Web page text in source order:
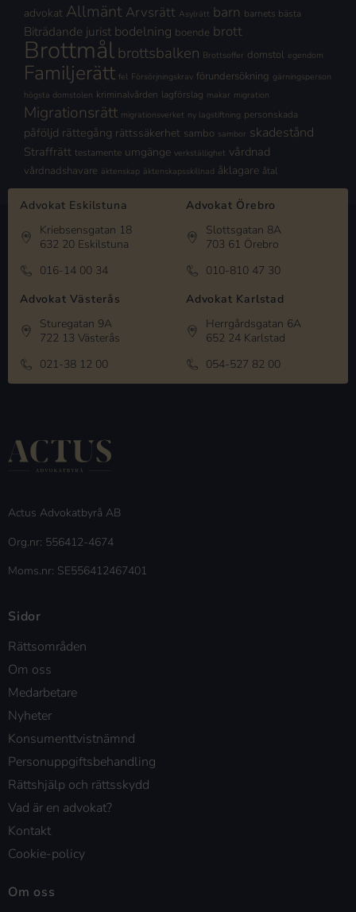
advokat Allmänt Arvsrätt Asylrätt barn barnets bästa
Biträdande jurist bodelning boende brott
Brottmålbrottsbalken Brottsoffer domstol egendom
Familjerätt fel Försörjningskrav förundersökning gärningsperson
högsta domstolen kriminalvården lagförslag makar migration
Migrationsrätt migrationsverket ny lagstiftning personskada
påföljd rättegång rättssäkerhet sambo sambor skadestånd
Straffrätt testamente umgänge verkställighet vårdnad
vårdnadshavare äktenskap äktenskapsskillnad åklagare åtal
Advokat Eskilstuna
Kriebsensgatan 18
632 20 Eskilstuna
016-14 00 34
Advokat Örebro
Slottsgatan 8A
703 61 Örebro
010-810 47 30
Advokat Västerås
Sturegatan 9A
722 13 Västerås
021-38 12 00
Advokat Karlstad
Herrgårdsgatan 6A
652 24 Karlstad
054-527 82 00
Actus Advokatbyrå AB
Org.nr: 556412-4674
Moms.nr: SE556412467401
Sidor
Rättsområden
Om oss
Medarbetare
Nyheter
Konsumenttvistnämnd
Personuppgiftsbehandling
Rättshjälp och rättsskydd
Vad är en advokat?
Kontakt
Cookie-policy
Om oss